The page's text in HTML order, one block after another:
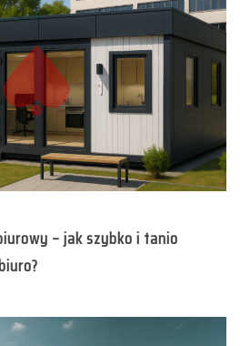
– jak szybko i tanio